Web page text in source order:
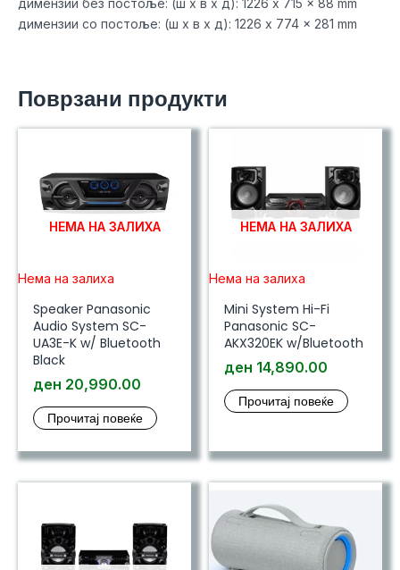
димензии без постоље: (ш x в x д): 1226 x 715 x 88 mm
димензии со постоље: (ш x в x д): 1226 x 774 x 281 mm
Поврзани продукти
НЕМА НА ЗАЛИХА
Нема на залиха
Speaker Panasonic
Audio System SC-
UA3E-K w/ Bluetooth
Black
ден 20,990.00
Прочитај повеќе
НЕМА НА ЗАЛИХА
Нема на залиха
Mini System Hi-Fi
Panasonic SC-
AKX320EK w/Bluetooth
ден 14,890.00
Прочитај повеќе